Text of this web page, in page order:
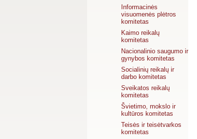
Informacinės
visuomenės plėtros
komitetas
Kaimo reikalų
komitetas
Nacionalinio saugumo ir
gynybos komitetas
Socialinių reikalų ir
darbo komitetas
Sveikatos reikalų
komitetas
Švietimo, mokslo ir
kultūros komitetas
Teisės ir teisėtvarkos
komitetas